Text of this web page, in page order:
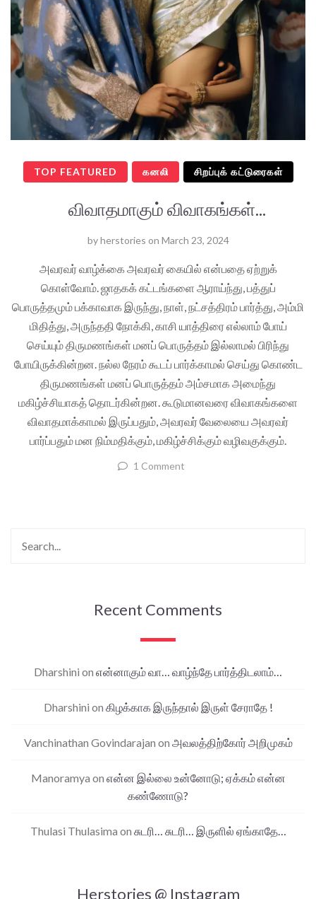
TOP FEATURED கனலி சிறப்புக் கட்டுரைகள்
விவாதமாகும் விவாகங்கள்...
byherstories on March 23, 2024
அவரவர் வாழ்க்கை அவரவர் கையில் என்பதை ஏற்றுக்
கொள்வோம். ஜாதகக் கட்டங்களை ஆராய்ந்து, பத்துப்
பொருத்தமும் பக்காவாக இருந்து, நாள், நட்சத்திரம் பார்த்து, அம்மி
மிதித்து, அருந்ததி நோக்கி, காசி யாத்திரை எல்லாம் போய்
செய்யும் திருமணங்கள் மனப் பொருத்தம் இல்லாமல் பிரிந்து
போயிருக்கின்றன. நல்ல நேரம் கூடப் பார்க்காமல் செய்து கொண்ட
திருமணங்கள் மனப் பொருத்தம் அம்சமாக அமைந்து
மகிழ்ச்சியாகத் தொடர்கின்றன. கூடுமானவரை விவாகங்களை
விவாதமாக்காமல் இருப்பதும், அவரவர் வேலையை அவரவர்
பார்ப்பதும் மன நிம்மதிக்கும், மகிழ்ச்சிக்கும் வழிவகுக்கும்.
1 Comment
Recent Comments
Dharshini on என்னாகும் வா… வாழ்ந்தே பார்த்திடலாம்…
Dharshini on கிழக்காக இருந்தால் இருள் சேராதே !
Vanchinathan Govindarajan on அவலத்திற்கோர் அறிமுகம்
Manoramya on என்ன இல்லை உன்னோடு; ஏக்கம் என்ன
கண்ணோடு?
Thulasi Thulasima on சுடரி… சுடரி… இருளில் ஏங்காதே…
Herstories @ Instagram